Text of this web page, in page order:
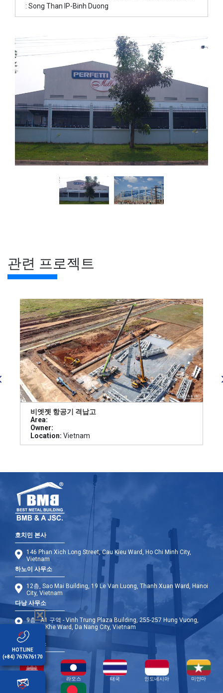
: Song Than IP-Binh Duong
관련 프로젝트
비엣젯 항공기 격납고
Area:
Owner:
Location: Vietnam
호치민 본사
146 Phan Xich Long Street, Cau Kieu Ward, Ho Chi Minh City,
Vietnam
하노이 사무소
12층, Sao Mai Building, 19 Le Van Luong, Thanh Xuan Ward, Hanoi
City, Vietnam
다낭 사무소
9층 - A1 구역 - Vinh Trung Plaza Building, 255-257 Hung Vuong,
Thanh Khe Ward, Da Nang City, Vietnam
해외 사무소
캄보디아 라오스 태국 인도네시아 미얀마
HOTLINE
(+84) 767676170